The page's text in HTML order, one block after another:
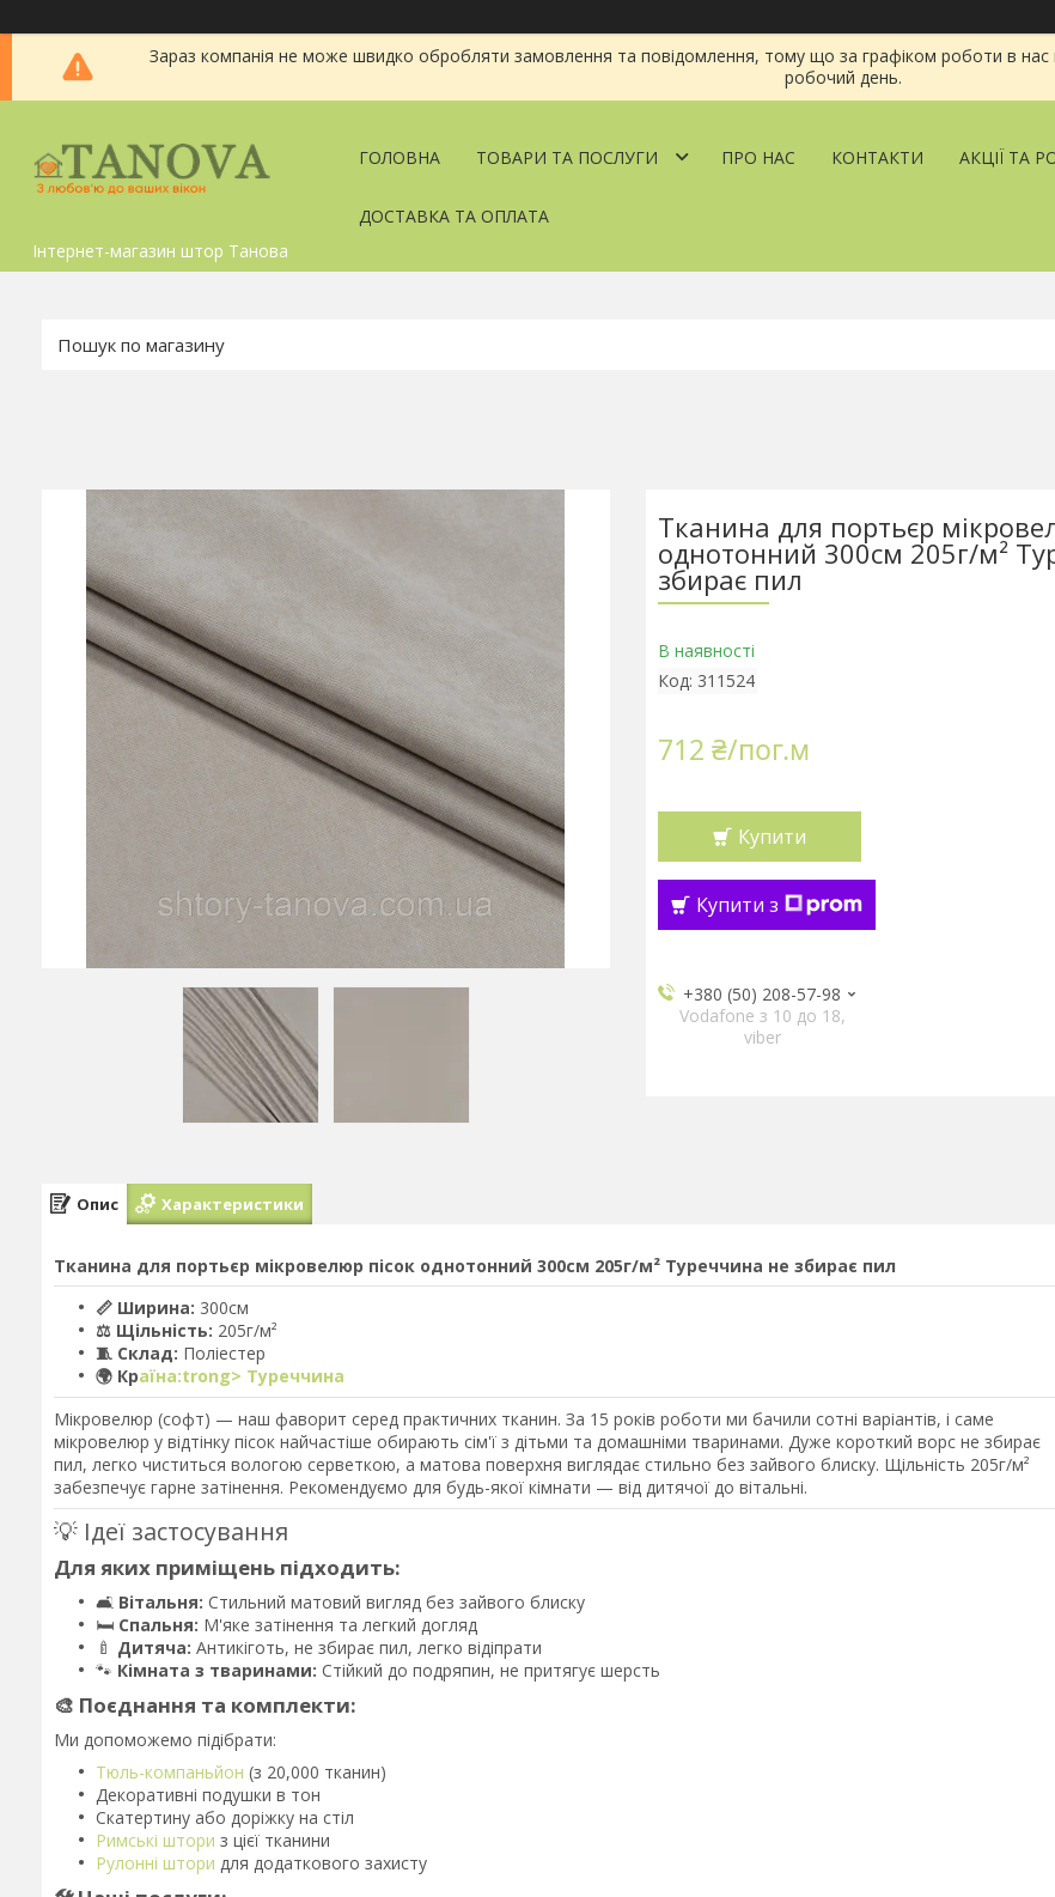
Зараз компанія не може швидко обробляти замовлення та повідомлення, тому що за графіком роботи в
робочий день.
Інтернет-магазин штор Танова
ГОЛОВНА ТОВАРИ ТА ПОСЛУГИ ПРО НАС КОНТАКТИ АКЦІЇ ТА
ДОСТАВКА ТА ОПЛАТА
Тканина для портьєр
однотонний 300см 205г/м²
збирає пил
В наявності
Код: 311524
712 ₴/пог.м
Купити
Купити з
+380 (50) 208-57-98
Vodafone з 10 до 18,
viber
Опис Характеристики
Тканина для портьєр мікровелюр пісок однотонний 300см 205г/м² Туреччина не збирає пил
📏 Ширина: 300см
⚖️ Щільність: 205г/м²
🧵 Склад: Поліестер
🌍 Країна:trong> Туреччина
Мікровелюр (софт) — наш фаворит серед практичних тканин. За 15 років роботи ми бачили сотні варіантів, і саме
мікровелюр у відтінку пісок найчастіше обирають сім'ї з дітьми та домашніми тваринами. Дуже короткий ворс не збирає
пил, легко чиститься вологою серветкою, а матова поверхня виглядає стильно без зайвого блиску. Щільність 205г/м²
забезпечує гарне затінення. Рекомендуємо для будь-якої кімнати — від дитячої до вітальні.
💡 Ідеї застосування
Для яких приміщень підходить:
🛋️ Вітальня: Стильний матовий вигляд без зайвого блиску
🛏️ Спальня: М'яке затінення та легкий догляд
🍼 Дитяча: Антикіготь, не збирає пил, легко відіпрати
🐾 Кімната з тваринами: Стійкий до подряпин, не притягує шерсть
🎨 Поєднання та комплекти:
Ми допоможемо підібрати:
Тюль-компаньйон (з 20,000 тканин)
Декоративні подушки в тон
Скатертину або доріжку на стіл
Римські штори з цієї тканини
Рулонні штори для додаткового захисту